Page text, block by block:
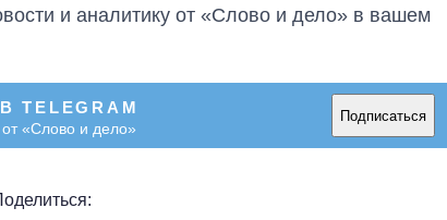
и аналитику от «Слово и дело» в вашем
TELEGRAM
«Слово и дело»
Подписаться